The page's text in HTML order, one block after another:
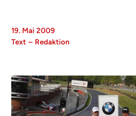
19. Mai 2009
Text – Redaktion